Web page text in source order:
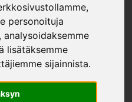
personoituja
analysoidaksemme
lisätäksemme
sijainnista.